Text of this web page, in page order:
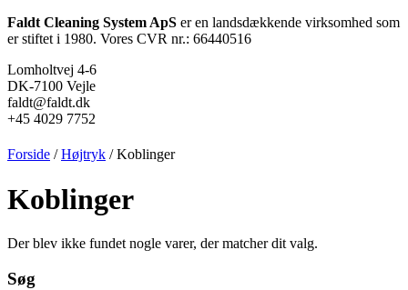
Faldt Cleaning System ApS er en landsdækkende virksomhed som
er stiftet i 1980. Vores CVR nr.: 66440516
Lomholtvej 4-6
DK-7100 Vejle
faldt@faldt.dk
+45 4029 7752
Forside /Højtryk / Koblinger
Koblinger
Der blev ikke fundet nogle varer, der matcher dit valg.
Søg